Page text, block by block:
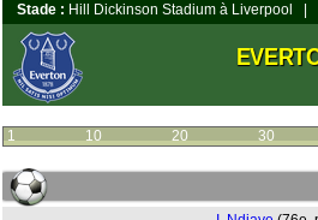
Stade : Hill Dickinson Stadium à Liverpool |
1 10 20 30